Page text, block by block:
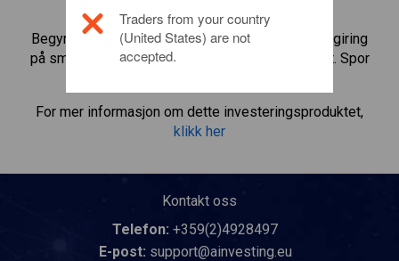
Begynn å trade CFD-er iUS-TECH 100
og bruke giring
på små margininnskudd til å øke tradingsvolumet. Spor
For mer informasjon om dette investeringsproduktet,
klikk her
Kontakt oss
Telefon: +359(2)4928497
E-post: support@ainvesting.eu
Traders from your country
(United States) are not
accepted.